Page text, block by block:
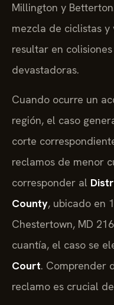
Millington y
mezcla de ciclistas
resultar en
devastadoras.
Cuando ocurre un
región, el caso
corte
reclamos de menor
corresponder al
County, ubicado en
Chestertown, MD
cuantía, el caso se
Court. Comprender
reclamo es crucial